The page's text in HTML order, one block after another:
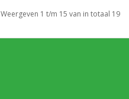
Weergeven 1 t/m 15 van in totaal 19